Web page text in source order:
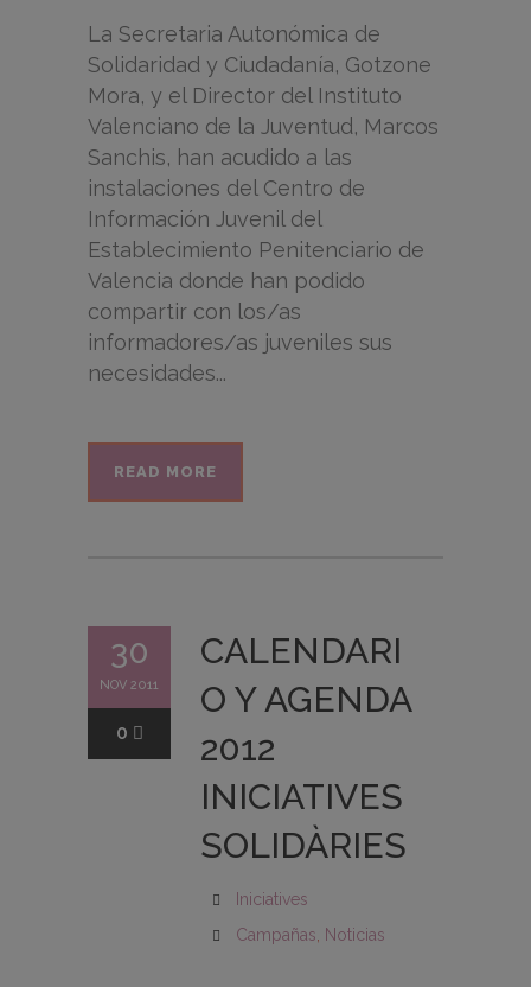
La Secretaria Autonómica de
Solidaridad y Ciudadanía, Gotzone
Mora, y el Director del Instituto
Valenciano de la Juventud, Marcos
Sanchis, han acudido a las
instalaciones del Centro de
Información Juvenil del
Establecimiento Penitenciario de
Valencia donde han podido
compartir con los/as
informadores/as juveniles sus
necesidades...
READ MORE
30
NOV 2011
0
CALENDARI
O Y AGENDA
2012
INICIATIVES
SOLIDÀRIES
Iniciatives
Campañas
Noticias